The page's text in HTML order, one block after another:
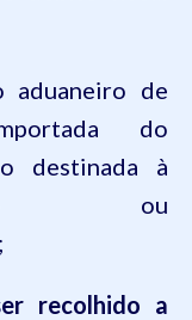
aduaneiro de
do
destinada à
ou
recolhido a